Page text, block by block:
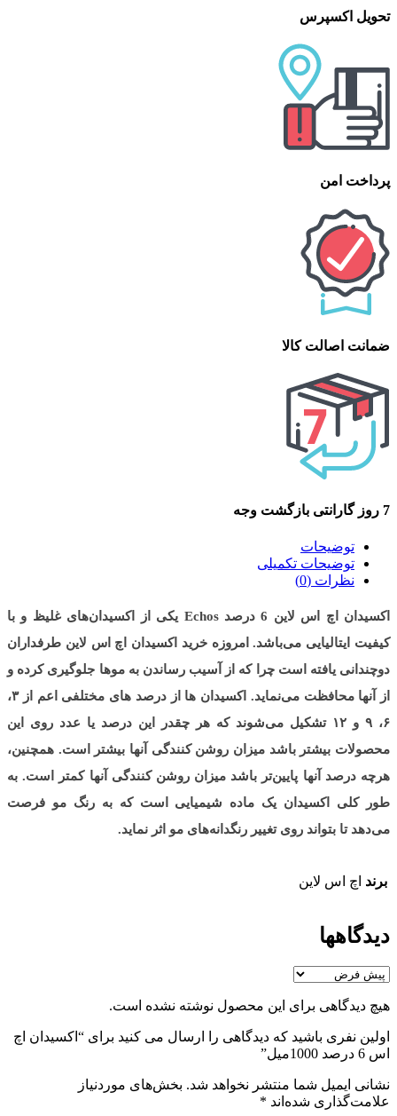
تحویل اکسپرس
پرداخت امن
ضمانت اصالت کالا
7 روز گارانتی بازگشت وجه
توضیحات
توضیحات تکمیلی
نظرات (0)
اکسیدان اچ اس لاین 6 درصد Echos یکی از اکسیدان‌های غلیظ و با
کیفیت ایتالیایی می‌باشد. امروزه خرید اکسیدان اچ اس لاین طرفداران
دوچندانی یافته است چرا که از آسیب رساندن به موها جلوگیری کرده و
از آنها محافظت می‌نماید. اکسیدان ها از درصد های مختلفی اعم از ۳،
۶، ۹ و ۱۲ تشکیل می‌شوند که هر چقدر این درصد یا عدد روی این
محصولات بیشتر باشد میزان روشن کنندگی آنها بیشتر است. همچنین،
هرچه درصد آنها پایین‌تر باشد میزان روشن کنندگی آنها کمتر است. به
طور کلی اکسیدان یک ماده شیمیایی است که به رنگ مو فرصت
می‌دهد تا بتواند روی تغییر رنگدانه‌های مو اثر نماید.
برند اچ اس لاین
دیدگاهها
هیچ دیدگاهی برای این محصول نوشته نشده است.
اولین نفری باشید که دیدگاهی را ارسال می کنید برای “اکسیدان اچ
اس 6 درصد 1000میل”
نشانی ایمیل شما منتشر نخواهد شد. بخش‌های موردنیاز
علامت‌گذاری شده‌اند *